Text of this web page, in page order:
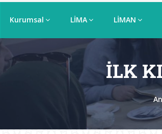
Kurumsal LİMA LİMAN
İLK